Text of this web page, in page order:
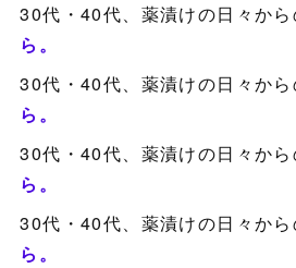
30代・40代、薬漬けの日々から
ら。
30代・40代、薬漬けの日々から
ら。
30代・40代、薬漬けの日々から
ら。
30代・40代、薬漬けの日々から
ら。